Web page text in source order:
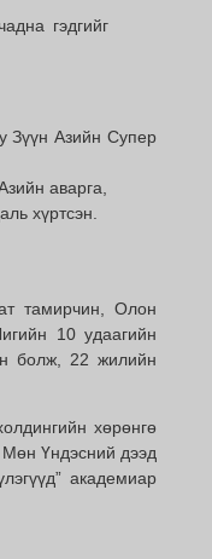
гэдгийг
Зүүн Азийн Супер
аварга,
хүртсэн.
тамирчин, Олон
10 удаагийн
болж, 22 жилийн
хөрөнгө
Мөн Үндэсний дээд
академиар